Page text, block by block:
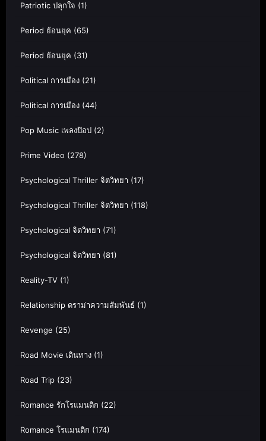
Patriotic ปลุกใจ (1)
Period ย้อนยุค (65)
Period ย้อนยุค (31)
Political การเมือง (21)
Political การเมือง (44)
Pop Music เพลงป๊อป (2)
Prime Video (278)
Psychological Thriller จิตวิทยา (17)
Psychological Thriller จิตวิทยา (118)
Psychological จิตวิทยา (71)
Psychological จิตวิทยา (81)
Reality-TV (1)
Relationship ดราม่าความสัมพันธ์ (1)
Revenge (25)
Road Movie เดินทาง (1)
Road Trip (23)
Romance รักโรแมนติก (22)
Romance โรแมนติก (174)